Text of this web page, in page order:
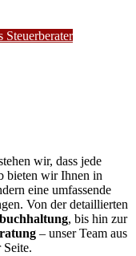
Steuerberater
wir, dass jede
bieten wir Ihnen in
eine umfassende
Von der detaillierten
, bis hin zur
– unser Team aus
Seite.